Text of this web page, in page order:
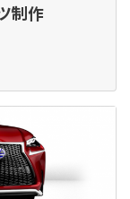
制作